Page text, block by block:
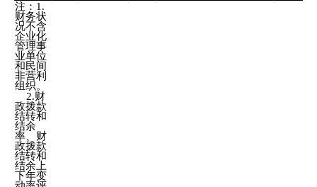
注：1.
财务状
况不含
企业化
管理事
业单位
和民间
非营利
组织。
2.财
政拨款
结转和
结余
率、财
政拨款
结转和
结余上
下年变